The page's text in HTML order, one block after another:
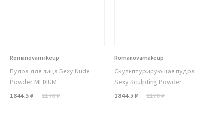
Romanovamakeup
Пудра для лица Sexy Nude
Powder MEDIUM
1844.5 ₽
2170 ₽
Romanovamakeup
Скульптурирующая пудра
Sexy Sculpting Powder
1844.5 ₽
2170 ₽